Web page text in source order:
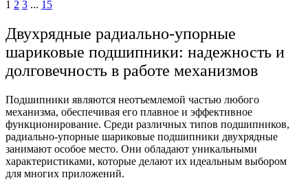
1 2 3 ... 15
Двухрядные радиально-упорные
шариковые подшипники: надежность и
долговечность в работе механизмов
Подшипники являются неотъемлемой частью любого
механизма, обеспечивая его плавное и эффективное
функционирование. Среди различных типов подшипников,
радиально-упорные шариковые подшипники двухрядные
занимают особое место. Они обладают уникальными
характеристиками, которые делают их идеальным выбором
для многих приложений.